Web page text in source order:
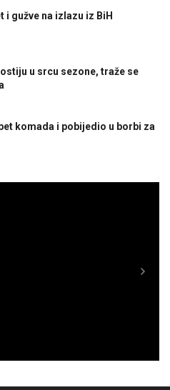
i gužve na izlazu iz BiH
u srcu sezone, traže se
komada i pobijedio u borbi za